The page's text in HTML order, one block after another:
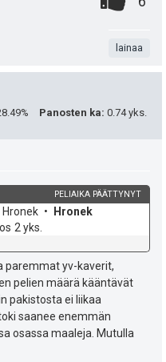
i
s
e
t
ä
h
lainaa
Panosten ka: 0.74 yks.
PELIAIKA PÄÄTTYNYT
Hronek
vHronek
2 yks.
paremmat yv-kaverit,
pelien määrä kääntävät
pakistosta ei liikaa
saanee enemmän
osassa maaleja. Mutulla